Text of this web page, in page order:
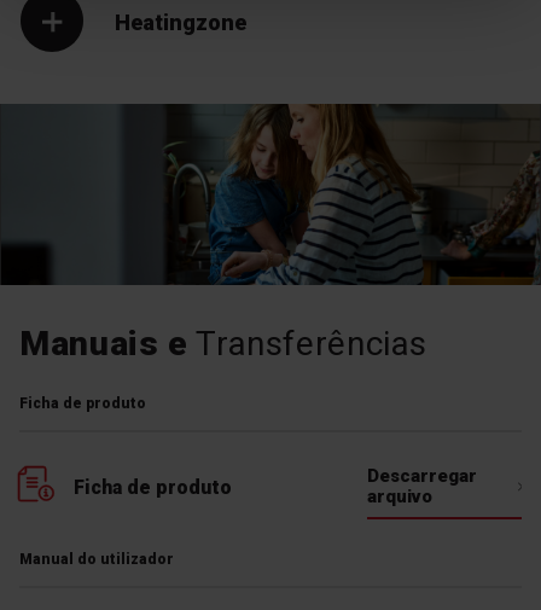
As nossas placas de fogão a
gás estão equipadas com
ignição do queimador, basta
premir o sensor de bloqueio
para ficar descansado
Incorporado com a
sujidade nos cantos e para
desfrutar de uma cozinha
bonita com um design linear
Heatingzone
Manuais e Transferências
Ficha de produto
Ficha de produto
Descarregar
arquivo
Manual do utilizador